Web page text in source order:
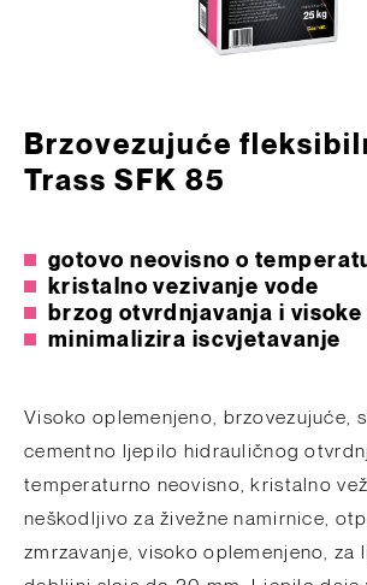
Brzovezujuće
Trass SFK 85
gotovo neovisno o
kristalno vezivanje vode
brzog otvrdnjavanja i
minimalizira iscvjetavanje
Visoko oplemenjeno, brzovezujuće,
cementno ljepilo hidrauličnog
temperaturno neovisno, kristalno
neškodljivo za živežne namirnice,
zmrzavanje, visoko oplemenjeno, za